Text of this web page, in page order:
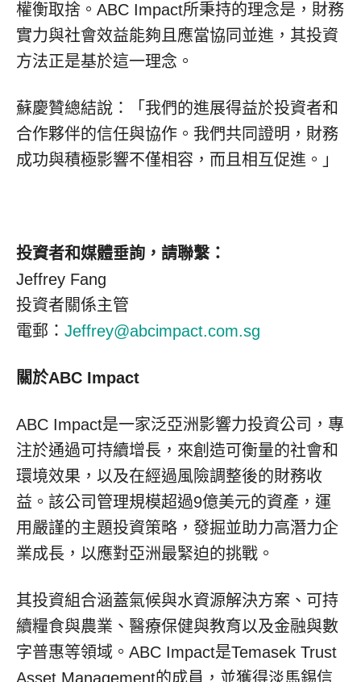
權衡取捨。ABC Impact所秉持的理念是，財務
實力與社會效益能夠且應當協同並進，其投資
方法正是基於這一理念。
蘇慶贊總結說：「我們的進展得益於投資者和
合作夥伴的信任與協作。我們共同證明，財務
成功與積極影響不僅相容，而且相互促進。」
投資者和媒體垂詢，請聯繫：
Jeffrey Fang
投資者關係主管
電郵： Jeffrey@abcimpact.com.sg
關於ABC Impact
ABC Impact是一家泛亞洲影響力投資公司，專
注於通過可持續增長，來創造可衡量的社會和
環境效果，以及在經過風險調整後的財務收
益。該公司管理規模超過9億美元的資產，運
用嚴謹的主題投資策略，發掘並助力高潛力企
業成長，以應對亞洲最緊迫的挑戰。
其投資組合涵蓋氣候與水資源解決方案、可持
續糧食與農業、醫療保健與教育以及金融與數
字普惠等領域。ABC Impact是Temasek Trust
Asset Management的成員，並獲得淡馬錫信